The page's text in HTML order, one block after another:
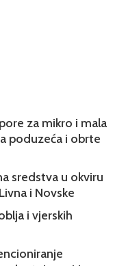
za mikro i mala
poduzeća i obrte
sredstva u okviru
i Novske
i vjerskih